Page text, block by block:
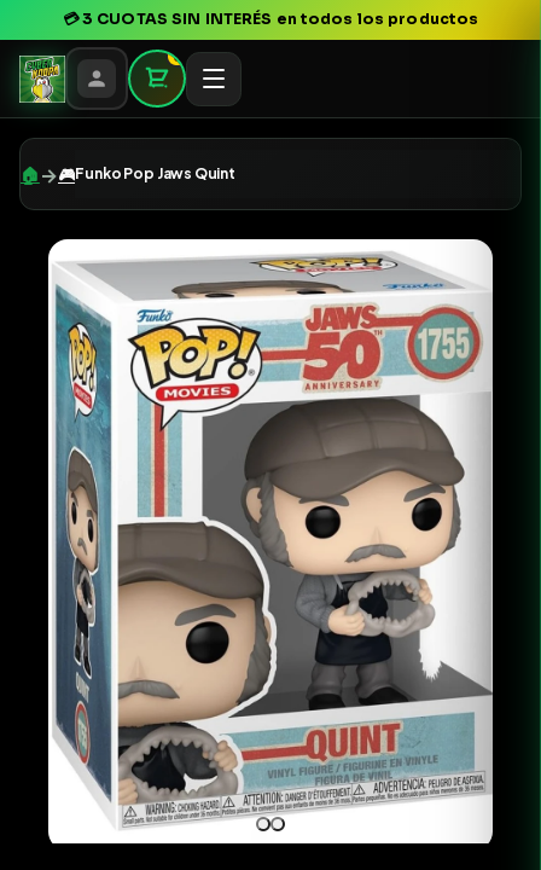
💳3 CUOTAS SIN INTERÉS en todos los productos
0
🏠 →🎮Funko Pop Jaws Quint